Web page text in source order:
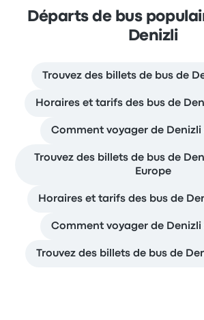
Départs de bus
Denizli
Trouvez des billets de bus de
Horaires et tarifs des bus de
Comment voyager de Denizli
Trouvez des billets de bus de
Europe
Horaires et tarifs des bus de
Comment voyager de Denizli
Trouvez des billets de bus de